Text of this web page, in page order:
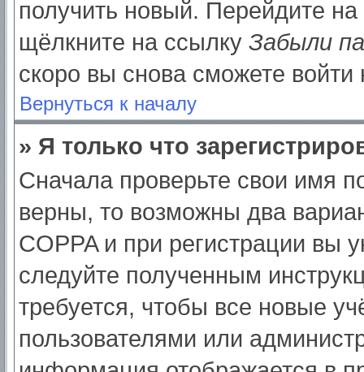
получить новый. Перейдите
щёлкните на ссылку Забыли
скоро вы снова сможете
Вернуться к началу
» Я только что
Сначала проверьте свои имя
верны, то возможны два
COPPA и при регистрации вы
следуйте полученным
требуется, чтобы все новые
пользователями или